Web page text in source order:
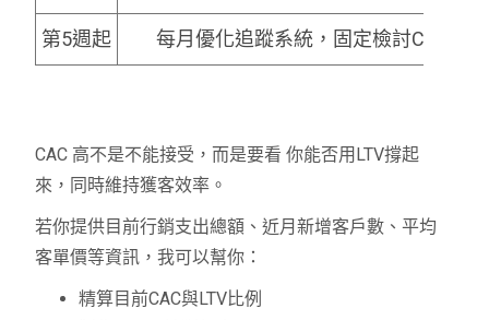
第5週起 每月優化追蹤系統，固定檢討CAC與
CAC 高不是不能接受，而是要看 你能否用LTV撐起
來，同時維持獲客效率。
若你提供目前行銷支出總額、近月新增客戶數、平均
客單價等資訊，我可以幫你：
精算目前CAC與LTV比例